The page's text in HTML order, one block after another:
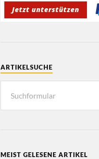
ARTIKELSUCHE
MEIST GELESENE ARTIKEL